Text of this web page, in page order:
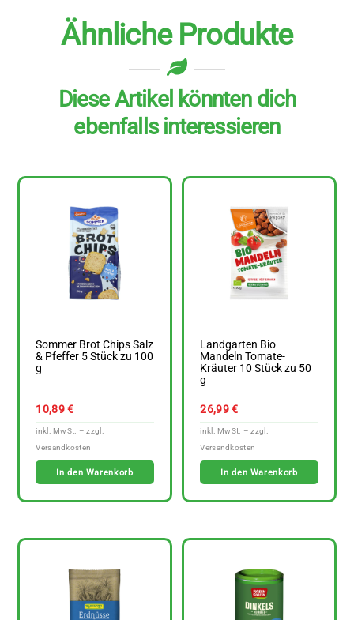
Ähnliche Produkte
Diese Artikel könnten dich
ebenfalls interessieren
Sommer Brot Chips Salz
& Pfeffer 5 Stück zu 100
g
10,89€
In den Warenkorb
Landgarten Bio
Mandeln Tomate-
Kräuter 10 Stück zu 50
g
26,99€
In den Warenkorb